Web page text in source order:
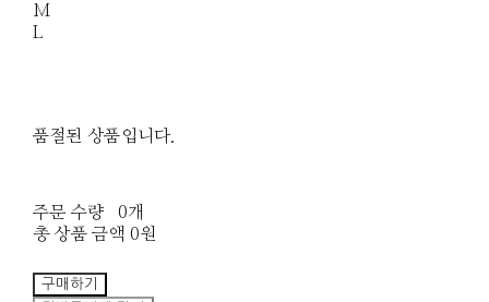
M
L
품절된 상품입니다.
주문 수량
0개
총 상품 금액 0원
구매하기